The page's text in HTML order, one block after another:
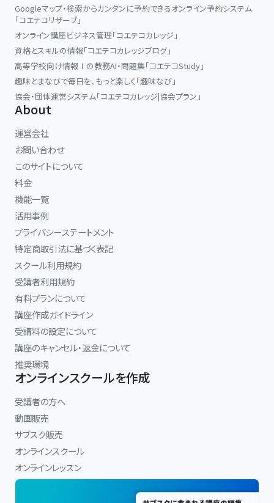
Googleマップ・検索からカンタンに予約できるオンライン予約システム
「コエテコリザーブ」
オンライン講座ビジネス管理「コエテコカレッジ」
資格とスキルの情報「コエテコカレッジブログ」
高等学校向け情報Ⅰの教務AI・問題集「コエテコStudy」
趣味とまなびで毎日を、もっと楽しく「趣味なび」
協会・団体運営システム「コエテコカレッジ|協会プラン」
About
運営会社
お問い合わせ
このサイトについて
料金
機能一覧
活用事例
プライバシーステートメント
特定商取引法に基づく表記
スクール利用規約
受講者利用規約
有料プランについて
講座作成ガイドライン
受講料の設定について
講座のキャンセル・返金について
推奨環境
オンラインスクールを作成
受講者の方へ
動画販売
サブスク販売
オンラインスクール
オンラインレッスン